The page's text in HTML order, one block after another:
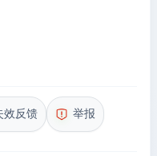
效反馈 举报